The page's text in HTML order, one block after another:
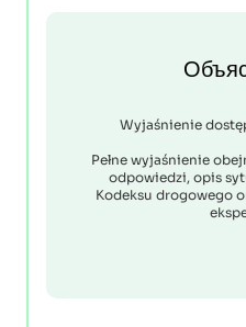
Wyjaśnienie
Pełne wyjaśnienie
odpowiedzi, opis
Kodeksu drogowego